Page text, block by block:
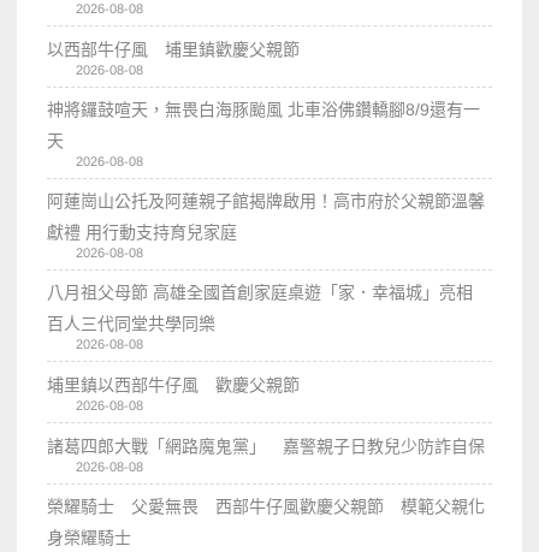
2026-08-08
以西部牛仔風 埔里鎮歡慶父親節
2026-08-08
神將鑼鼓喧天，無畏白海豚颱風 北車浴佛鑽轎腳8/9還有一
天
2026-08-08
阿蓮崗山公托及阿蓮親子館揭牌啟用！高市府於父親節溫馨
獻禮 用行動支持育兒家庭
2026-08-08
八月祖父母節 高雄全國首創家庭桌遊「家．幸福城」亮相
百人三代同堂共學同樂
2026-08-08
埔里鎮以西部牛仔風 歡慶父親節
2026-08-08
諸葛四郎大戰「網路魔鬼黨」 嘉警親子日教兒少防詐自保
2026-08-08
榮耀騎士 父愛無畏 西部牛仔風歡慶父親節 模範父親化
身榮耀騎士